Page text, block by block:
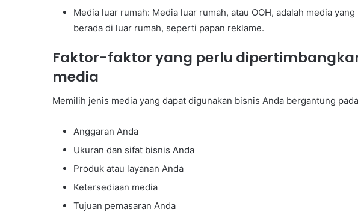
Media luar rumah: Media luar rumah, atau OOH, adalah media
berada di luar rumah, seperti papan reklame.
Faktor-faktor yang perlu
media
Memilih jenis media yang dapat digunakan bisnis Anda bergantung
Anggaran Anda
Ukuran dan sifat bisnis Anda
Produk atau layanan Anda
Ketersediaan media
Tujuan pemasaran Anda